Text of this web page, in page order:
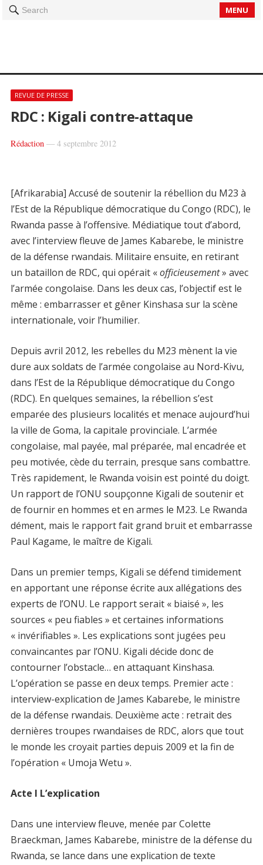
Search MENU
REVUE DE PRESSE
RDC : Kigali contre-attaque
Rédaction— 4 septembre 2012
[Afrikarabia] Accusé de soutenir la rébellion du M23 à
l’Est de la République démocratique du Congo (RDC), le
Rwanda passe à l’offensive. Médiatique tout d’abord,
avec l’interview fleuve de James Kabarebe, le ministre
de la défense rwandais. Militaire ensuite, en retirant
un bataillon de RDC, qui opérait «officieusement» avec
l’armée congolaise. Dans les deux cas, l’objectif est le
même : embarrasser et gêner Kinshasa sur la scène
internationale, voir l’humilier.
Depuis avril 2012, les rebelles du M23 mènent la vie
dure aux soldats de l’armée congolaise au Nord-Kivu,
dans l’Est de la République démocratique du Congo
(RDC). En quelques semaines, la rébellion s’est
emparée des plusieurs localités et menace aujourd’hui
la ville de Goma, la capitale provinciale. L’armée
congolaise, mal payée, mal préparée, mal encadrée et
peu motivée, cède du terrain, presque sans combattre.
Très rapidement, le Rwanda voisin est pointé du doigt.
Un rapport de l’ONU soupçonne Kigali de soutenir et
de fournir en hommes et en armes le M23. Le Rwanda
dément, mais le rapport fait grand bruit et embarrasse
Paul Kagame, le maître de Kigali.
Dans un premier temps, Kigali se défend timidement
en apportant une réponse écrite aux allégations des
experts de l’ONU. Le rapport serait « biaisé », les
sources « peu fiables » et certaines informations
« invérifiables ». Les explications sont jugées peu
convaincantes par l’ONU. Kigali décide donc de
contourner l’obstacle… en attaquant Kinshasa.
L’opération se passe en deux temps. Premier acte :
interview-explication de James Kabarebe, le ministre
de la défense rwandais. Deuxième acte : retrait des
dernières troupes rwandaises de RDC, alors que tout
le monde les croyait parties depuis 2009 et la fin de
l’opération « Umoja Wetu ».
Acte I L’explication
Dans une interview fleuve, menée par Colette
Braeckman, James Kabarebe, ministre de la défense du
Rwanda, se lance dans une explication de texte